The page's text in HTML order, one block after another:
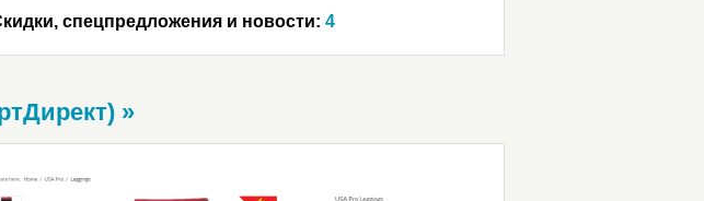
спецпредложения и новости: 4
»